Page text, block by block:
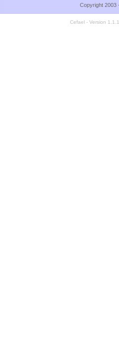
Copyright 2003
Cefael - Version